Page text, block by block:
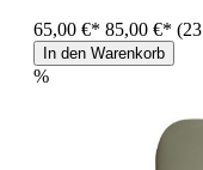
65,00 €* 85,00 €*
In den Warenkorb
%